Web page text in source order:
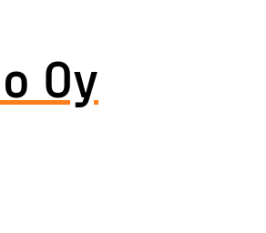
Oy